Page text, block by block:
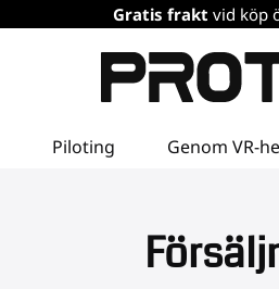
Gratis frakt vid köp
Piloting Genom VR-